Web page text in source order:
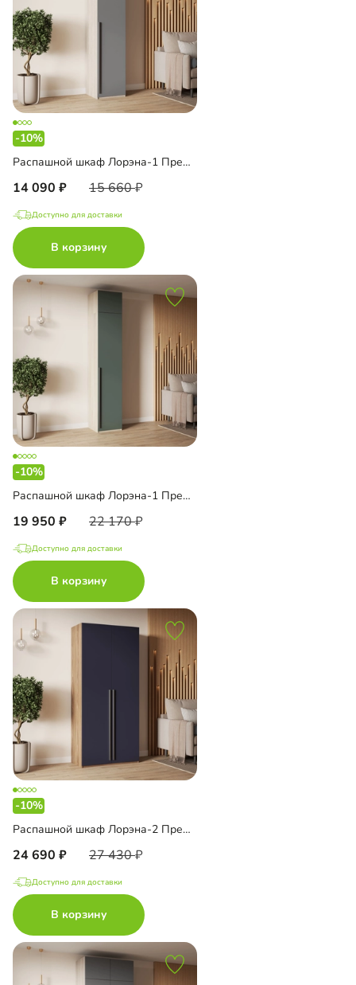
-10%
Распашной шкаф Лорэна-1 Премиум
14 090 15 660
Доступно для доставки
В корзину
-10%
Распашной шкаф Лорэна-1 Премиум с антресолью
19 950 22 170
Доступно для доставки
В корзину
-10%
Распашной шкаф Лорэна-2 Премиум
24 690 27 430
Доступно для доставки
В корзину